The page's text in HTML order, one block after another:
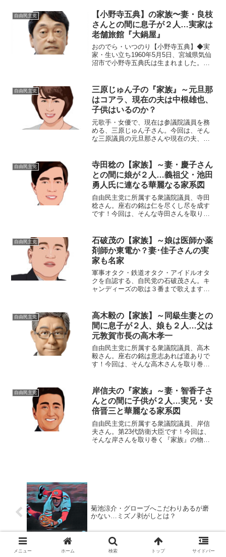
自由民主党
【小野寺五典】の家族〜妻・良枝
さんとの間に息子が２人…実家は
老舗旅館『大鍋屋』
おのでら・いつのり【小野寺五典】◆実
家・生い立ち1960年5月5日、宮城県気仙
沼市で小野寺五典氏は生まれました。太
された時間でした。小野寺氏の実家は、
気仙沼市にある老舗...
自由民主党
三原じゅん子の『家族』～元旦那
はコアラ、現在の夫は中根雄也、
子供はいるのか？
元歌手・女優で、現在は参議院議員を務
める、三原じゅん子さん。今回は、そん
な三原議員の元旦那さんや現在の夫、子
ゅん子生年月日：1964年9月13日年齢：
54歳※2019年9...
自由民主党
寺田稔の【家族】～妻・慶子さん
との間に娘が２人…義祖父・池田
勇人氏に連なる華麗なる家系図
自由民主党に所属する衆議院議員、寺田
稔さん。座右の銘は仁を尽くし尽を成す
です！今回は、そんな寺田さんを取り巻
〈昭和33年〉1月24日出身大学：東京大学
法学部家族構成...
自由民主党
石破茂の【家族】～娘は医師か薬
剤師か東電か？妻･佳子さんの実
家も名家
軍事オタク・鉄道オタク・アイドルオタ
クを自認する、自民党の石破茂さん。キ
ャンディーズの歌は３番まで歌えます！
前：石破 茂（いしば・しげる）生年月
日：1957年〈昭和32年...
自由民主党
高木毅の【家族】～同級生妻との
間に息子が２人、娘も２人…父は
元敦賀市長の高木孝一
自由民主党に所属する衆議院議員、高木
毅さん。座右の銘は意志あれば道ありで
す！今回は、そんな高木さんを取り巻く
〈昭和31年〉1月16日出身地 ：福井県敦
賀市出身大学：青...
自由民主党
岸信夫の『家族』～妻・智香子さ
んとの間に子供が２人…実兄・安
倍晋三と華麗なる家系図
自由民主党に所属する衆議院議員、岸信
夫さん。第23代防衛大臣です！今回は、
そんな岸さんを取り巻く『家族』の物語
菊池涼介・グローブへこだわりあるが磨
かない…ミズノ剥がしとは？
メニュー ホーム 検索 トップ サイドバー